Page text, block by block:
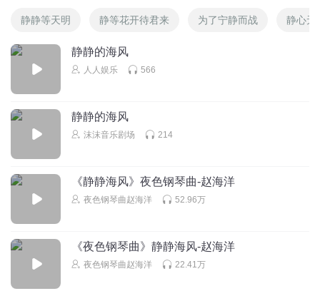
静静等天明 静等花开待君来 为了宁静而战 静心无
静静的海风
人人娱乐 566
静静的海风
沫沫音乐剧场 214
《静静海风》夜色钢琴曲-赵海洋
夜色钢琴曲赵海洋 52.96万
《夜色钢琴曲》静静海风-赵海洋
夜色钢琴曲赵海洋 22.41万